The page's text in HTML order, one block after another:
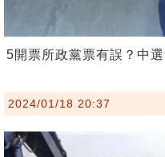
5開票所政黨票有誤？中
2024/01/18 20:37